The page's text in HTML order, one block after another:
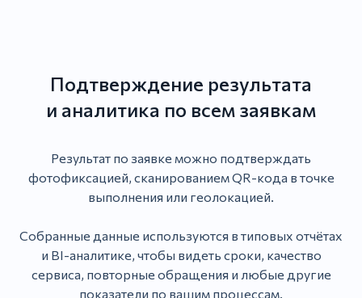
Подтверждение результата
и аналитика по всем заявкам
Результат по заявке можно подтверждать
фотофиксацией, сканированием QR-кода в точке
выполнения или геолокацией.
Собранные данные используются в типовых отчётах
и BI-аналитике, чтобы видеть сроки, качество
сервиса, повторные обращения и любые другие
показатели по вашим процессам.